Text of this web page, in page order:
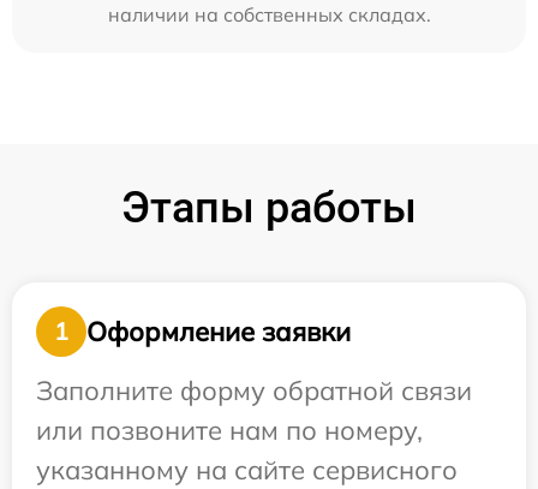
наличии на собственных складах.
Этапы работы
1
Оформление заявки
Заполните форму обратной связи
или позвоните нам по номеру,
указанному на сайте сервисного